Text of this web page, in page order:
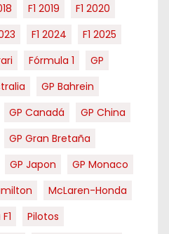
F1 2019
F1 2020
F1 2024
F1 2025
Fórmula 1
GP
GP Bahrein
GP Canadá
GP China
GP Gran Bretaña
GP Japon
GP Monaco
McLaren-Honda
Pilotos